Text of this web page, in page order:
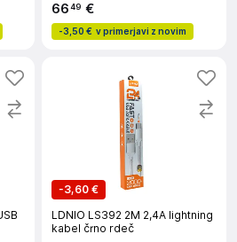
6649 €
-3,50 € v primerjavi z novim
-3,60 €
LDNIO LS392 2M 2,4A lightning
kabel črno rdeč